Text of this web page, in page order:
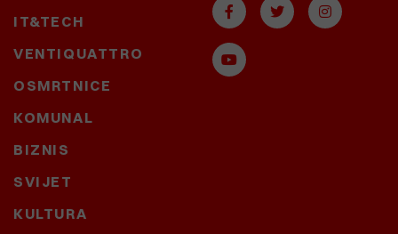
IT&TECH
VENTIQUATTRO
OSMRTNICE
KOMUNAL
BIZNIS
SVIJET
KULTURA